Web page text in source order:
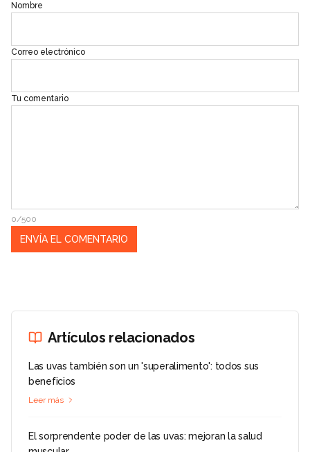
Nombre
Correo electrónico
Tu comentario
0/500
Artículos relacionados
Las uvas también son un 'superalimento': todos sus
beneficios
Leer más
El sorprendente poder de las uvas: mejoran la salud